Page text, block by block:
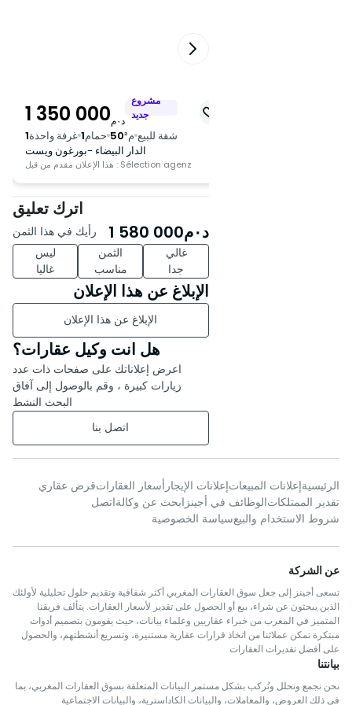
- سهولة الوصول إلى وسائل النقل
العامة
والصيدليات والمقاهي والمطاعم
لمزيد من المعلومات أو لترتيب زيارة،
اتصل بنا مباشرة.
1 350 000 د٠م
مشروع
جديد
1غرفة واحدة 1حمام 50 م² شقة للبيع
الدار البيضاء -بورغون ويست
هذا الإعلان مقدم من قبل : Sélection agenz
اترك تعليق
رأيك في هذا الثمن 1 580 000 د٠م
ليس
غاليا
الثمن
مناسب
غالي
جدا
الإبلاغ عن هذا الإعلان
الإبلاغ عن هذا الإعلان
هل انت وكيل عقارات؟
اعرض إعلاناتك على صفحات ذات عدد
زيارات كبيرة ، وقم بالوصول إلى آفاق
البحث النشط
اتصل بنا
الرئيسيةإعلانات المبيعاتإعلانات الإيجار أسعار العقاراتقرض عقاري
تقدير الممتلكاتالوظائف في أجينز ابحث عن وكالةاتصل
شروط الاستخدام والبيعسياسة الخصوصية
عن الشركة
تسعى أجينز إلى جعل سوق العقارات المغربي أكثر شفافية وتقديم حلول تحليلية لأولئك
الذين يبحثون عن شراء، بيع أو الحصول على تقدير لأسعار العقارات. يتألف فريقنا
المتميز في المغرب من خبراء عقاريين وعلماء بيانات، حيث يقومون بتصميم أدوات
مبتكرة تمكن عملائنا من اتخاذ قرارات عقارية مستنيرة، وتسريع أنشطتهم، والحصول
على أفضل تقديرات العقارات
بيانتنا
نحن نجمع ونحلل ونُركب بشكل مستمر البيانات المتعلقة بسوق العقارات المغربي، بما
في ذلك العروض، والمعاملات، والبيانات الكاداسترية، والبيانات الاجتماعية